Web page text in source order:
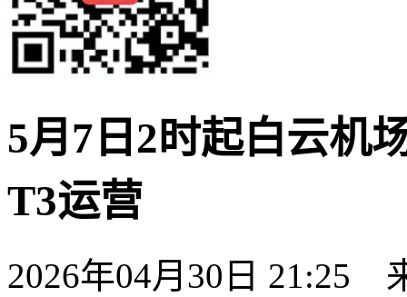
5月7日2时起白云机
T3运营
2026年04月30日 21:25